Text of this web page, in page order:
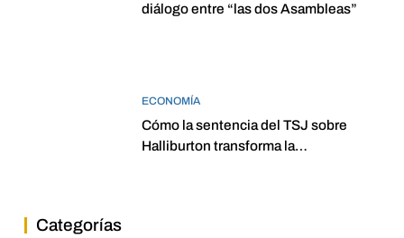
diálogo entre “las dos Asambleas”
ECONOMÍA
Cómo la sentencia del TSJ sobre
Halliburton transforma la
Categorías